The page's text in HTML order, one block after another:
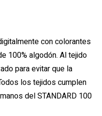
con colorantes
100% algodón. Al tejido
para evitar que la
los tejidos cumplen
del STANDARD 100